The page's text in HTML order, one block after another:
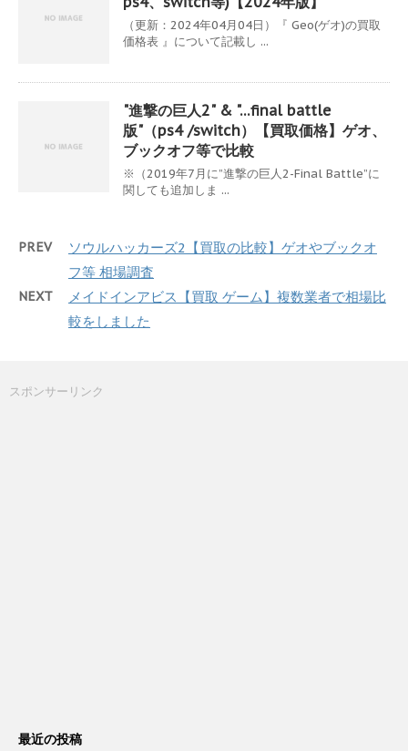
（更新：2024年04月04日）『 Geo(ゲオ)の買取
価格表 』について記載し ...
"進撃の巨人2" & "…final battle
版"（ps4 /switch）【買取価格】ゲオ、
ブックオフ等で比較
※（2019年7月に”進撃の巨人2-Final Battle”に
関しても追加しま ...
PREV
ソウルハッカーズ2【買取の比較】ゲオやブックオ
フ等 相場調査
NEXT
メイドインアビス【買取 ゲーム】複数業者で相場比
較をしました
スポンサーリンク
最近の投稿